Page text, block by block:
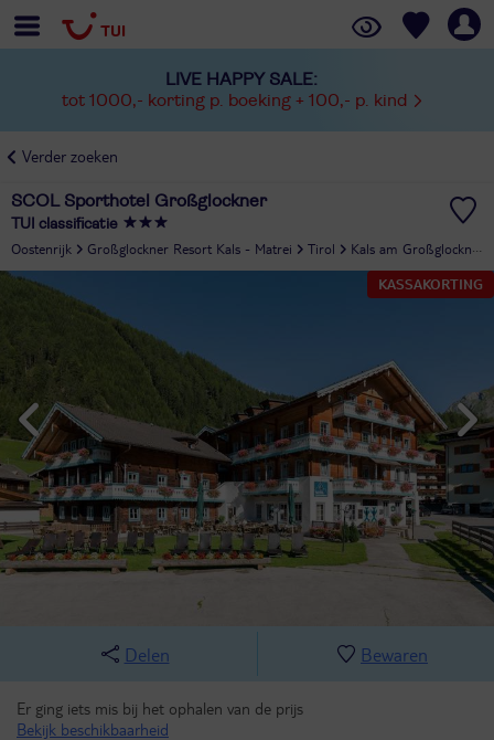
LIVE HAPPY SALE:
tot 1000,- korting p. boeking + 100,- p. kind
Verder zoeken
SCOL Sporthotel Großglockner
TUI classificatie
Oostenrijk Großglockner Resort Kals - Matrei Tirol
Kals am Großglockner
KASSAKORTING
Delen Bewaren
Er ging iets mis bij het ophalen van de prijs
Bekijk beschikbaarheid